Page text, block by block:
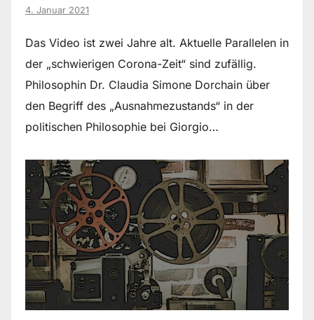
4. Januar 2021
Das Video ist zwei Jahre alt. Aktuelle Parallelen in
der „schwierigen Corona-Zeit“ sind zufällig.
Philosophin Dr. Claudia Simone Dorchain über
den Begriff des „Ausnahmezustands“ in der
politischen Philosophie bei Giorgio…